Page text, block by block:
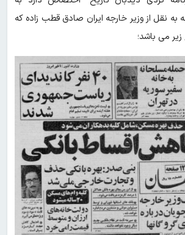
به نقل از وزیر خارجه ایران صادق قطب زاده که
می باشد؛